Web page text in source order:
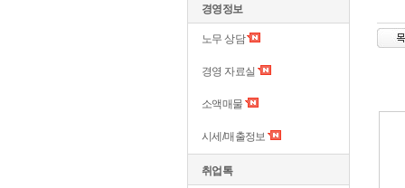
경영정보
노무 상담
경영 자료실
소액매물
시세/매출정보
취업톡